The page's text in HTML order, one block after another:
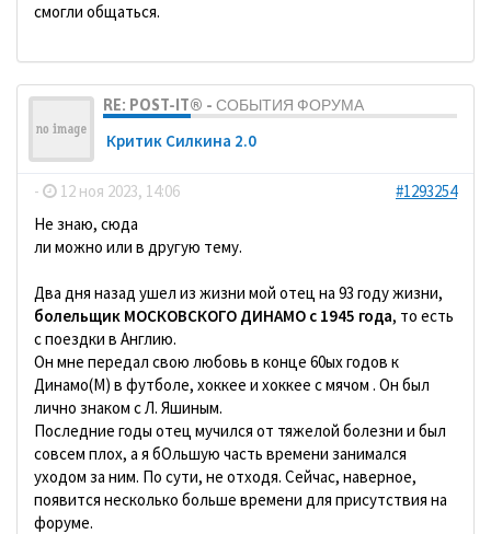
смогли общаться.
RE: POST-IT® - СОБЫТИЯ ФОРУМА
Критик Силкина 2.0
- 12 ноя 2023, 14:06
#1293254
Не знаю, сюда
ли можно или в другую тему.
Два дня назад ушел из жизни мой отец на 93 году жизни,
болельщик МОСКОВСКОГО ДИНАМО с 1945 года, то есть
с поездки в Англию.
Он мне передал свою любовь в конце 60ых годов к
Динамо(М) в футболе, хоккее и хоккее с мячом . Он был
лично знаком с Л. Яшиным.
Последние годы отец мучился от тяжелой болезни и был
совсем плох, а я бОльшую часть времени занимался
уходом за ним. По сути, не отходя. Сейчас, наверное,
появится несколько больше времени для присутствия на
форуме.